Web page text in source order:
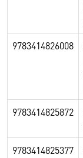
9783414826008
9783414825872
9783414825377